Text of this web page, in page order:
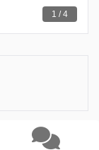
1 / 4